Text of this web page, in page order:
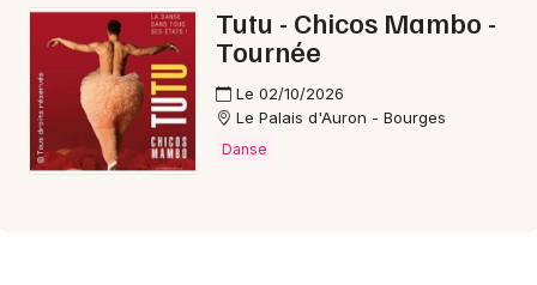
Tutu - Chicos Mambo -
Tournée
Le 02/10/2026
Le Palais d'Auron - Bourges
Danse